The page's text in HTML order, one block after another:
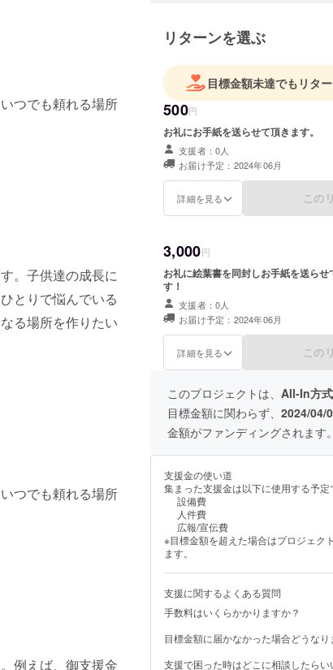
つでも頼れる場所
。子供達の成長に
とりで悩んでいる
る場所を作りたい
つでも頼れる場所
例えば、御支援金
リターンを選ぶ
目標金額未達でもリタ
500円
お礼にお手紙を送らせて頂きます。
支援者：0人
お届け予定：2024年06月
詳細を見る この
3,000円
お礼に絵葉書を同封しお手紙を送ら
す！
支援者：0人
お届け予定：2024年06月
詳細を見る この
このプロジェクトは、 All-In方式
目標金額に関わらず、 2024/04/
金額がファンディングされます。
支援金の使い道
集まった支援金は以下に使用する予定
設備費
人件費
広報/宣伝費
※目標金額を超えた場合はプロジェク
ます。
支援に関するよくある質問
手数料はいくらかかりますか？
目標金額に届かなかった場合どうなり
支援で困った時はどこに相談したらい